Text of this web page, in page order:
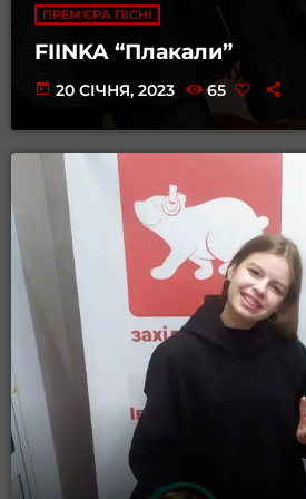
ПРЕМ'ЄРА ПІСНІ
FIINKA “Плакали”
today 20 СІЧНЯ, 2023 65